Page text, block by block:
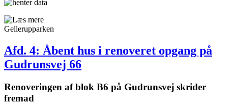
Gellerupparken
Afd. 4: Åbent hus i renoveret opgang på
Gudrunsvej 66
Renove­ringen af blok B6 på Gudrunsvej skrider
fremad